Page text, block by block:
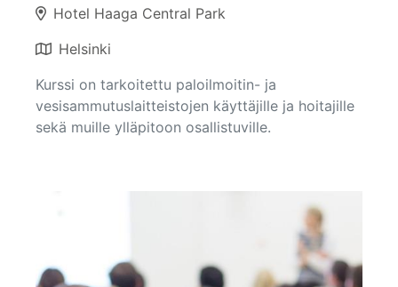
Hotel Haaga Central Park
Helsinki
Kurssi on tarkoitettu paloilmoitin- ja
vesisammutuslaitteistojen käyttäjille ja hoitajille
sekä muille ylläpitoon osallistuville.